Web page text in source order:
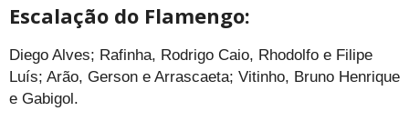
Escalação do Flamengo:
Diego Alves; Rafinha, Rodrigo Caio, Rhodolfo e Filipe
Luís; Arão, Gerson e Arrascaeta; Vitinho, Bruno Henrique
e Gabigol.